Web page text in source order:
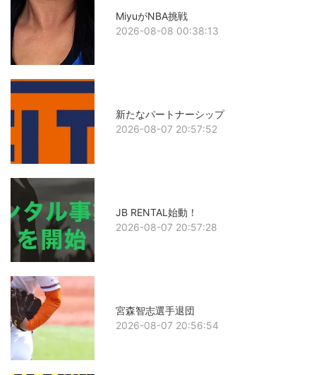
MiyuがNBA挑戦
2026-08-08 00:38:13
新たなパートナーシップ
2026-08-07 20:57:52
JB RENTAL始動！
2026-08-07 20:57:28
宮森智志選手退団
2026-08-07 20:56:54